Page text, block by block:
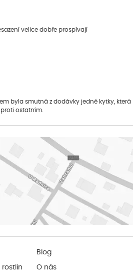
velice dobře prospívají
byla smutná z dodávky jedné kytky,
ostatním.
rostlin
Blog
O nás